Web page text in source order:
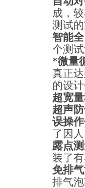
成，
测试
智能
个测
*微量
真正
的设
超宽量
超声防
误操作
了因
露点测
装了
免排气
排气